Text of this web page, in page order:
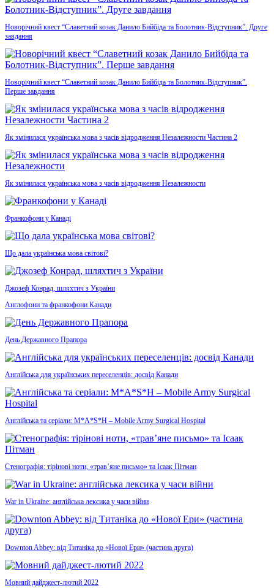
Новорічний квест “Славетний козак Данило Бийбіда та Болотник-Відступник”. Друге
завдання
Новорічний квест “Славетний козак Данило Бийбіда та Болотник-Відступник”.
Перше завдання
Як змінилася українська мова з часів відродження Незалежности Частина 2
Як змінилася українська мова з часів відродження Незалежности
Франкофони у Канаді
Що дала українська мова світові?
Джозеф Конрад, шляхтич з України
Англофони та франкофони Канади
День Державного Прапора
Англійська для українських переселенців: досвід Канади
Англійська та серіали: M*A*S*H – Mobile Army Surgical Hospital
Стенографія: тірінові ноти, «трав’яне письмо» та Ісаак Пітман
War in Ukraine: англійська лексика у часи війни
Downton Abbey: від Титаніка до «Нової Ери» (частина друга)
Мовний дайджест-лютий 2022